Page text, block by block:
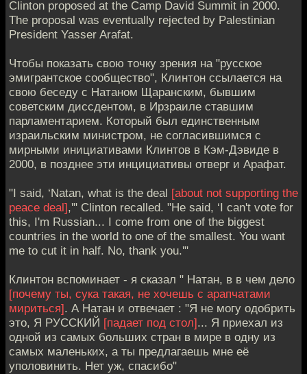
Clinton proposed at the Camp David Summit in 2000.
The proposal was eventually rejected by Palestinian
President Yasser Arafat.
Чтобы показать свою точку зрения на "русское
эмигрантское сообщество", Клинтон ссылается на
свою беседу с Натаном Щаранским, бывшим
советским диссдентом, в Ирзраиле ставшим
парламентарием. Который был единственным
израильским министром, не согласившимся с
мирными инициативами Клинтов в Кэм-Дэвиде в
2000, в позднее эти инцициативы отверг и Арафат.
"I said, ‘Natan, what is the deal [about not supporting the
peace deal],'" Clinton recalled. "He said, ‘I can't vote for
this, I'm Russian... I come from one of the biggest
countries in the world to one of the smallest. You want
me to cut it in half. No, thank you.'"
Клинтон вспоминает - я сказал " Натан, в в чем дело
[почему ты, сука такая, не хочешь с арапчатами
мириться]. А Натан и отвечает : "Я не могу одобрить
это, Я РУССКИЙ [падает под стол]... Я приехал из
одной из самых больших стран в мире в одну из
самых маленьких, а ты предлагаешь мне её
уполовинить. Нет уж, спасибо"